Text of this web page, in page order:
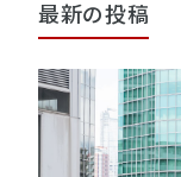
最新の投稿